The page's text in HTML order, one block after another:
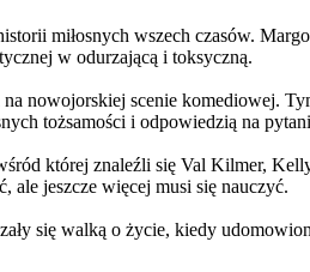
miłosnych wszech czasów.
w odurzającą i toksyczną.
nowojorskiej scenie komediowej.
tożsamości i odpowiedzią na
której znaleźli się Val Kilmer,
ale jeszcze więcej musi się nauczyć.
się walką o życie, kiedy